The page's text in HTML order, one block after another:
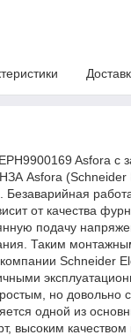
Asfora с
Asfora (Schneider
Безаварийная
от качества
подачу
Таким
Schneider
но довольно
одной из
высоким качеством